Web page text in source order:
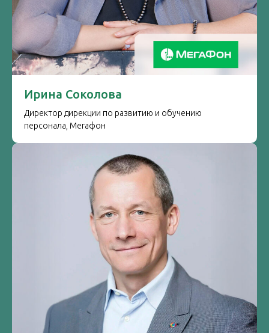
Ирина Соколова
Директор дирекции по развитию и обучению
персонала, Мегафон